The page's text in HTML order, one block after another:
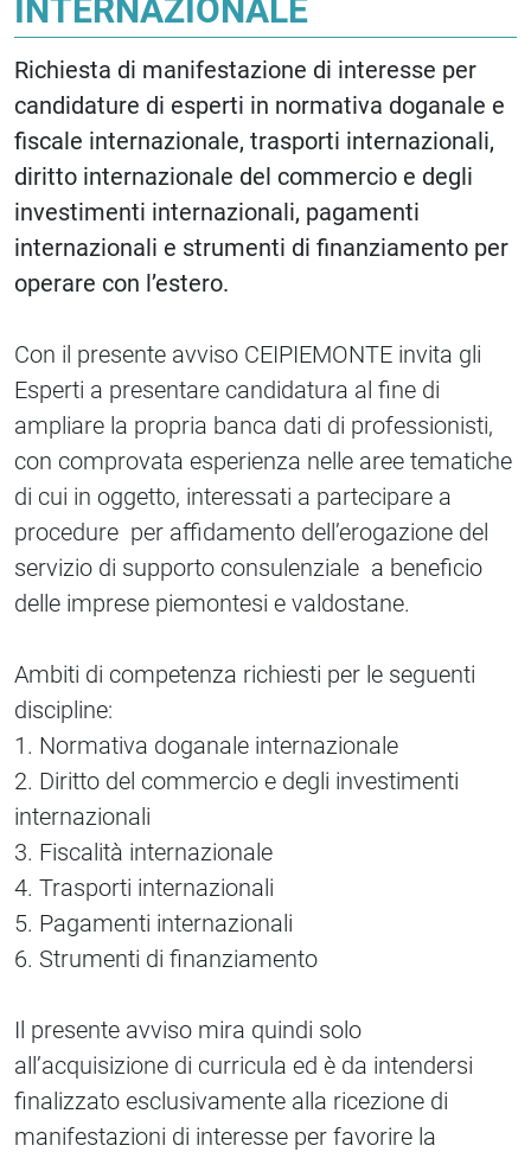
INTERNAZIONALE
Richiesta di manifestazione di interesse per
candidature di esperti in normativa doganale e
fiscale internazionale, trasporti internazionali,
diritto internazionale del commercio e degli
investimenti internazionali, pagamenti
internazionali e strumenti di finanziamento per
operare con l’estero.
Con il presente avviso CEIPIEMONTE invita gli
Esperti a presentare candidatura al fine di
ampliare la propria banca dati di professionisti,
con comprovata esperienza nelle aree tematiche
di cui in oggetto, interessati a partecipare a
procedure per affidamento dell’erogazione del
servizio di supporto consulenziale a beneficio
delle imprese piemontesi e valdostane.
Ambiti di competenza richiesti per le seguenti
discipline:
1. Normativa doganale internazionale
2. Diritto del commercio e degli investimenti
internazionali
3. Fiscalità internazionale
4. Trasporti internazionali
5. Pagamenti internazionali
6. Strumenti di finanziamento
Il presente avviso mira quindi solo
all’acquisizione di curricula ed è da intendersi
finalizzato esclusivamente alla ricezione di
manifestazioni di interesse per favorire la